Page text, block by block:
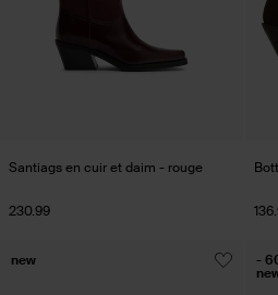
Santiags en cuir et daim - rouge
230.99
new -